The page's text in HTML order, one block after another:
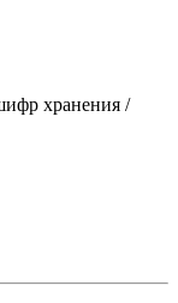
хранения /